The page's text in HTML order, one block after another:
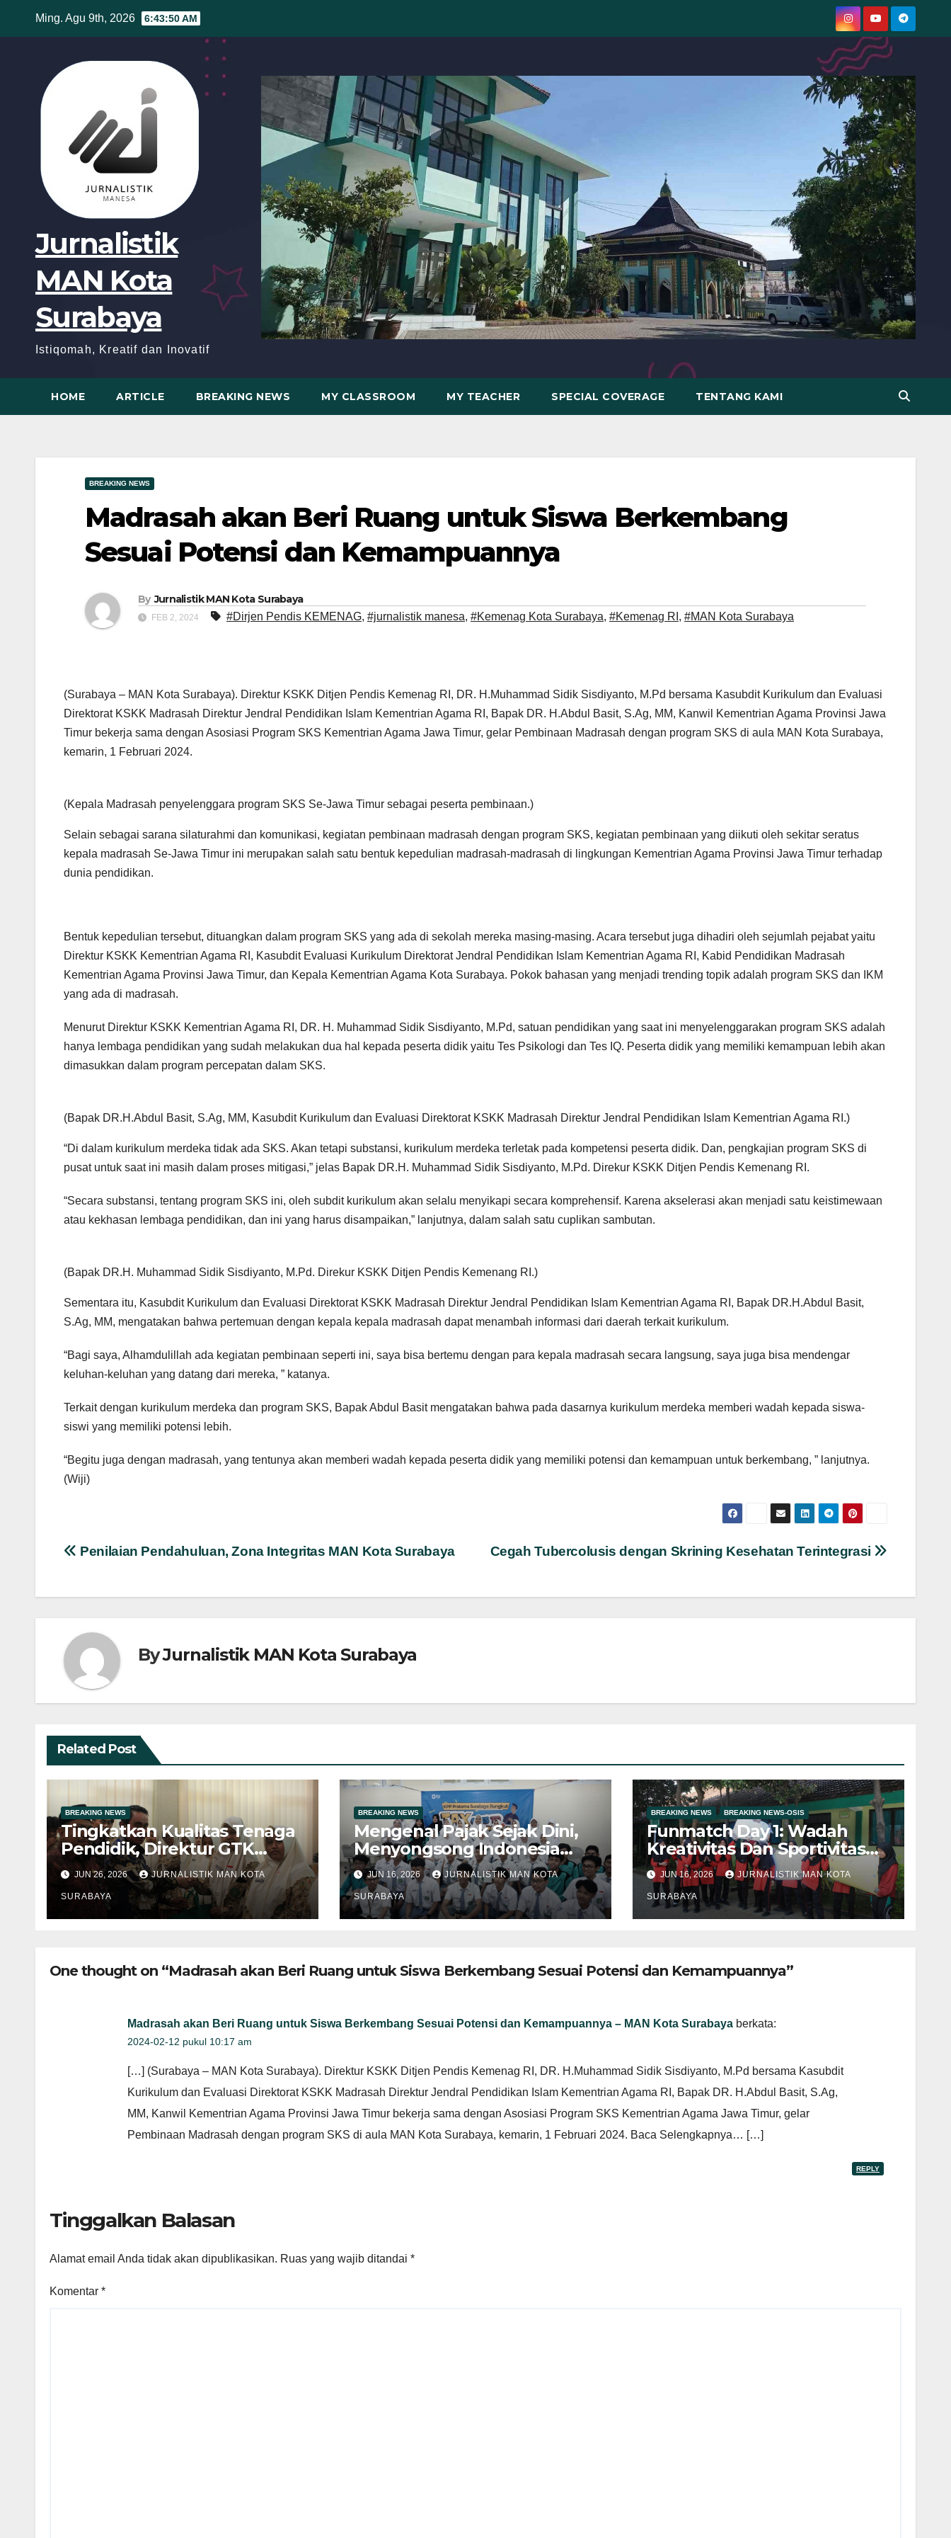
Ming. Agu 9th, 2026 6:43:52 AM
Jurnalistik
MAN Kota
Surabaya
Istiqomah, Kreatif dan Inovatif
HOME ARTICLE BREAKING NEWS MY CLASSROOM MY TEACHER SPECIAL COVERAGE TENTANG KAMI
BREAKING NEWS
Madrasah akan Beri Ruang untuk Siswa Berkembang
Sesuai Potensi dan Kemampuannya
By Jurnalistik MAN Kota Surabaya
FEB 2, 2024 #Dirjen Pendis KEMENAG, #jurnalistik manesa, #Kemenag Kota Surabaya, #Kemenag RI , #MAN Kota Surabaya
(Surabaya – MAN Kota Surabaya). Direktur KSKK Ditjen Pendis Kemenag RI, DR. H.Muhammad Sidik Sisdiyanto, M.Pd bersama Kasubdit Kurikulum dan Evaluasi
Direktorat KSKK Madrasah Direktur Jendral Pendidikan Islam Kementrian Agama RI, Bapak DR. H.Abdul Basit, S.Ag, MM, Kanwil Kementrian Agama Provinsi Jawa
Timur bekerja sama dengan Asosiasi Program SKS Kementrian Agama Jawa Timur, gelar Pembinaan Madrasah dengan program SKS di aula MAN Kota Surabaya,
kemarin, 1 Februari 2024.
(Kepala Madrasah penyelenggara program SKS Se-Jawa Timur sebagai peserta pembinaan.)
Selain sebagai sarana silaturahmi dan komunikasi, kegiatan pembinaan madrasah dengan program SKS, kegiatan pembinaan yang diikuti oleh sekitar seratus
kepala madrasah Se-Jawa Timur ini merupakan salah satu bentuk kepedulian madrasah-madrasah di lingkungan Kementrian Agama Provinsi Jawa Timur terhadap
dunia pendidikan.
Bentuk kepedulian tersebut, dituangkan dalam program SKS yang ada di sekolah mereka masing-masing. Acara tersebut juga dihadiri oleh sejumlah pejabat yaitu
Direktur KSKK Kementrian Agama RI, Kasubdit Evaluasi Kurikulum Direktorat Jendral Pendidikan Islam Kementrian Agama RI, Kabid Pendidikan Madrasah
Kementrian Agama Provinsi Jawa Timur, dan Kepala Kementrian Agama Kota Surabaya. Pokok bahasan yang menjadi trending topik adalah program SKS dan IKM
yang ada di madrasah.
Menurut Direktur KSKK Kementrian Agama RI, DR. H. Muhammad Sidik Sisdiyanto, M.Pd, satuan pendidikan yang saat ini menyelenggarakan program SKS adalah
hanya lembaga pendidikan yang sudah melakukan dua hal kepada peserta didik yaitu Tes Psikologi dan Tes IQ. Peserta didik yang memiliki kemampuan lebih akan
dimasukkan dalam program percepatan dalam SKS.
(Bapak DR.H.Abdul Basit, S.Ag, MM, Kasubdit Kurikulum dan Evaluasi Direktorat KSKK Madrasah Direktur Jendral Pendidikan Islam Kementrian Agama RI.)
“Di dalam kurikulum merdeka tidak ada SKS. Akan tetapi substansi, kurikulum merdeka terletak pada kompetensi peserta didik. Dan, pengkajian program SKS di
pusat untuk saat ini masih dalam proses mitigasi,” jelas Bapak DR.H. Muhammad Sidik Sisdiyanto, M.Pd. Direkur KSKK Ditjen Pendis Kemenang RI.
“Secara substansi, tentang program SKS ini, oleh subdit kurikulum akan selalu menyikapi secara komprehensif. Karena akselerasi akan menjadi satu keistimewaan
atau kekhasan lembaga pendidikan, dan ini yang harus disampaikan,” lanjutnya, dalam salah satu cuplikan sambutan.
(Bapak DR.H. Muhammad Sidik Sisdiyanto, M.Pd. Direkur KSKK Ditjen Pendis Kemenang RI.)
Sementara itu, Kasubdit Kurikulum dan Evaluasi Direktorat KSKK Madrasah Direktur Jendral Pendidikan Islam Kementrian Agama RI, Bapak DR.H.Abdul Basit,
S.Ag, MM, mengatakan bahwa pertemuan dengan kepala kepala madrasah dapat menambah informasi dari daerah terkait kurikulum.
“Bagi saya, Alhamdulillah ada kegiatan pembinaan seperti ini, saya bisa bertemu dengan para kepala madrasah secara langsung, saya juga bisa mendengar
keluhan-keluhan yang datang dari mereka, ” katanya.
Terkait dengan kurikulum merdeka dan program SKS, Bapak Abdul Basit mengatakan bahwa pada dasarnya kurikulum merdeka memberi wadah kepada siswa-
siswi yang memiliki potensi lebih.
“Begitu juga dengan madrasah, yang tentunya akan memberi wadah kepada peserta didik yang memiliki potensi dan kemampuan untuk berkembang, ” lanjutnya.
(Wiji)
Navigasi
Cegah Tubercolusis dengan Skrining Kesehatan Terintegrasi
Penilaian Pendahuluan, Zona Integritas MAN Kota Surabaya
ByJurnalistik MAN Kota Surabaya
Related Post
BREAKING NEWS
Tingkatkan Kualitas Tenaga
Pendidik, Direktur GTK
Madrasah Kemenag RI
Berikan Pembinaan di MAN
Kota Surabaya
JUN 26, 2026 JURNALISTIK MAN KOTA
SURABAYA
BREAKING NEWS
Mengenal Pajak Sejak Dini,
Menyongsong Indonesia
Emas 2045
JUN 16, 2026 JURNALISTIK MAN KOTA
SURABAYA
BREAKING NEWS BREAKING NEWS-OSIS
Funmatch Day 1: Wadah
Kreativitas Dan Sportivitas
Siswa
JUN 16, 2026 JURNALISTIK MAN KOTA
SURABAYA
One thought on “Madrasah akan Beri Ruang untuk Siswa Berkembang Sesuai Potensi dan Kemampuannya”
Madrasah akan Beri Ruang untuk Siswa Berkembang Sesuai Potensi dan Kemampuannya – MAN Kota Surabaya berkata:
2024-02-12 pukul 10:17 am
[…] (Surabaya – MAN Kota Surabaya). Direktur KSKK Ditjen Pendis Kemenag RI, DR. H.Muhammad Sidik Sisdiyanto, M.Pd bersama Kasubdit
Kurikulum dan Evaluasi Direktorat KSKK Madrasah Direktur Jendral Pendidikan Islam Kementrian Agama RI, Bapak DR. H.Abdul Basit, S.Ag,
MM, Kanwil Kementrian Agama Provinsi Jawa Timur bekerja sama dengan Asosiasi Program SKS Kementrian Agama Jawa Timur, gelar
Pembinaan Madrasah dengan program SKS di aula MAN Kota Surabaya, kemarin, 1 Februari 2024. Baca Selengkapnya… […]
REPLY
Tinggalkan Balasan
Alamat email Anda tidak akan dipublikasikan. Ruas yang wajib ditandai *
Komentar *